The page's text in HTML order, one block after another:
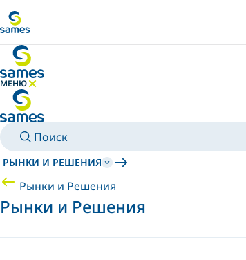
МЕНЮ
СКРЫТЬ МЕНЮ
Поиск
РЫНКИ И РЕШЕНИЯ
Рынки и Решения
Рынки и Решения